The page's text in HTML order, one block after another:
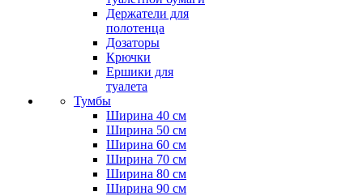
Держатели для
полотенца
Дозаторы
Крючки
Ершики для
туалета
Тумбы
Ширина 40 см
Ширина 50 см
Ширина 60 см
Ширина 70 см
Ширина 80 см
Ширина 90 см